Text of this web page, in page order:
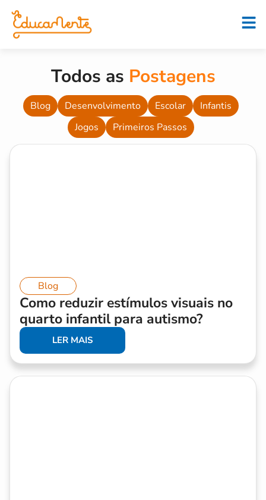
Todos as Postagens
Blog Desenvolvimento Escolar
Infantis
Jogos
Primeiros Passos
Blog
Como reduzir estímulos visuais no
quarto infantil para autismo?
LER MAIS